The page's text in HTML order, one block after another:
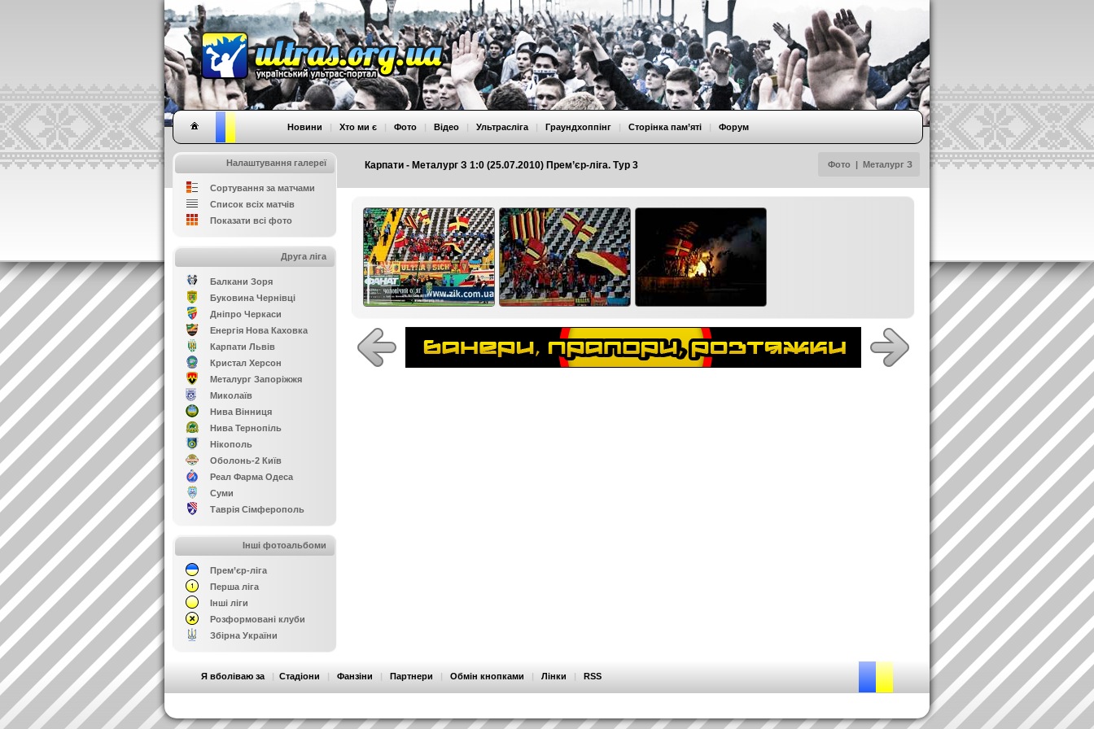
Карпати - Металург З 1:0 (25.07.2010) Прем’єр-ліга. Тур 3 Фото | Металург З
Новини | Хто ми є | Фото | Відео | Ультрасліга | Граундхоппінг | Сторінка пам’яті | Форум
Налаштування галереї
Сортування за матчами
Список всіх матчів
Показати всі фото
Друга ліга
Балкани Зоря
Буковина Чернівці
Дніпро Черкаси
Енергія Нова Каховка
Карпати Львів
Кристал Херсон
Металург Запоріжжя
Миколаїв
Нива Вінниця
Нива Тернопіль
Нікополь
Оболонь-2 Київ
Реал Фарма Одеса
Суми
Таврія Сімферополь
Інші фотоальбоми
Прем’єр-ліга
Перша ліга
Інші ліги
Розформовані клуби
Збірна України
Я вболіваю за | Стадіони | Фанзіни | Партнери | Обмін кнопками | Лінки | RSS